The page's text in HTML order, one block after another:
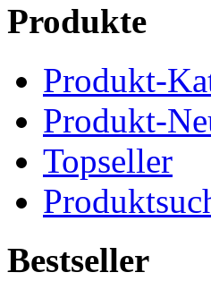
Produkte
Produkt-
Produkt-
Topseller
Bestseller